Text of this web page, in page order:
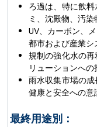
ろ過は、特に飲
ミ、沈殿物、汚染
UV、カーボン、
都市および産業シ
規制の強化水の
リューションへの
雨水収集市場の
健康と安全への意
最終用途別：